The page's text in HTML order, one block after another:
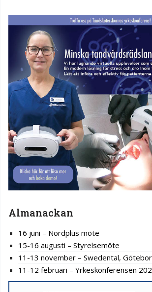
Almanackan
16 juni – Nordplus möte
15-16 augusti – Styrelsemöte
11-13 november – Swedental,
11-12 februari – Yrkeskonferensen